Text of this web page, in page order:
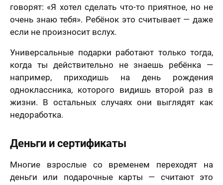
говорят: «Я хотел сделать что-то приятное, но не
очень знаю тебя». Ребёнок это считывает — даже
если не произносит вслух.
Универсальные подарки работают только тогда,
когда ты действительно не знаешь ребёнка —
например, приходишь на день рождения
одноклассника, которого видишь второй раз в
жизни. В остальных случаях они выглядят как
недоработка.
Деньги и сертификаты
Многие взрослые со временем переходят на
деньги или подарочные карты — считают это